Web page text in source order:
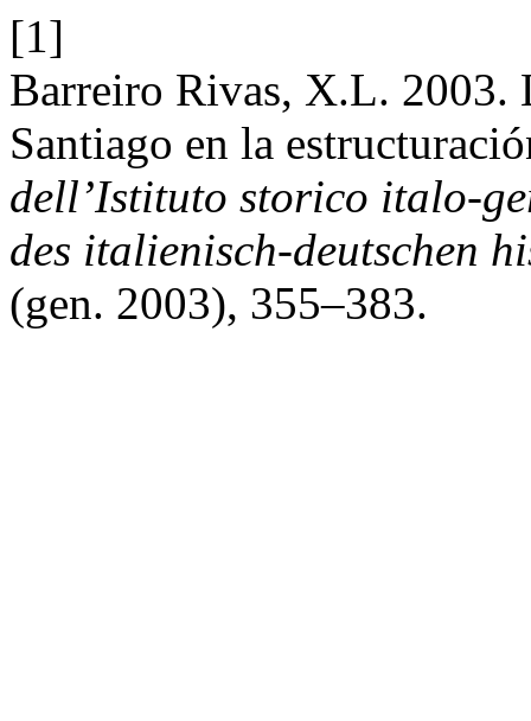
[1]
Barreiro Rivas, X.L. 2003.
Santiago en la
dell’Istituto storico italo-
des italienisch-deutschen
(gen. 2003), 355–383.